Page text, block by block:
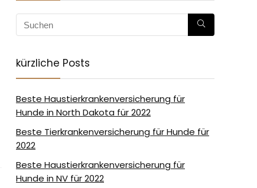
kürzliche Posts
Beste Haustierkrankenversicherung für
Hunde in North Dakota für 2022
Beste Tierkrankenversicherung für Hunde für
2022
Beste Haustierkrankenversicherung für
Hunde in NV für 2022